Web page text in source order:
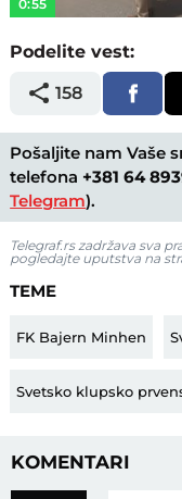
0:55
Podelite vest:
158
Pošaljite nam Vaše
telefona +381 64
Telegram).
Telegraf.rs zadržava sva
pogledajte uputstva na
TEME
FK Bajern Minhen
Svetsko klupsko
KOMENTARI